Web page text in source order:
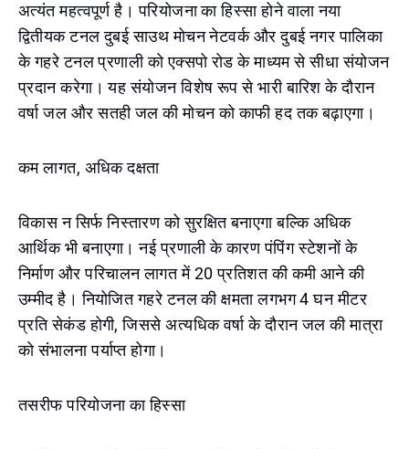
अत्यंत महत्वपूर्ण है। परियोजना का हिस्सा होने वाला नया
द्वितीयक टनल दुबई साउथ मोचन नेटवर्क और दुबई नगर पालिका
के गहरे टनल प्रणाली को एक्सपो रोड के माध्यम से सीधा संयोजन
प्रदान करेगा। यह संयोजन विशेष रूप से भारी बारिश के दौरान
वर्षा जल और सतही जल की मोचन को काफी हद तक बढ़ाएगा।
कम लागत, अधिक दक्षता
विकास न सिर्फ निस्तारण को सुरक्षित बनाएगा बल्कि अधिक
आर्थिक भी बनाएगा। नई प्रणाली के कारण पंपिंग स्टेशनों के
निर्माण और परिचालन लागत में 20 प्रतिशत की कमी आने की
उम्मीद है। नियोजित गहरे टनल की क्षमता लगभग 4 घन मीटर
प्रति सेकंड होगी, जिससे अत्यधिक वर्षा के दौरान जल की मात्रा
को संभालना पर्याप्त होगा।
तसरीफ परियोजना का हिस्सा